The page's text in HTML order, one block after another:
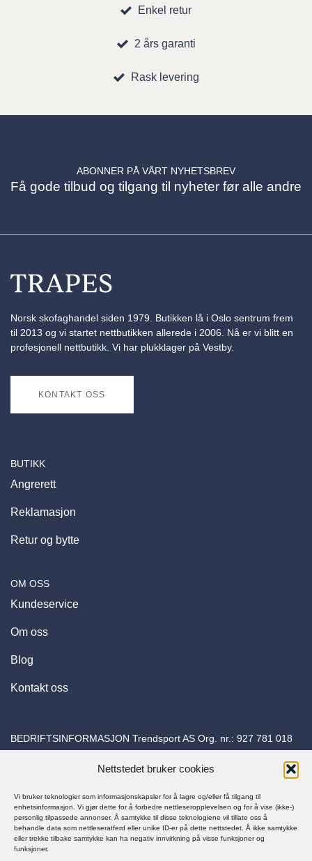
Nettstedet bruker cookies
Vi bruker teknologier som informasjonskapsler for å lagre og/eller få tilgang til
enhetsinformasjon. Vi gjør dette for å forbedre nettleseropplevelsen og for å vise (ikke-)
personlig tilpassede annonser. Å samtykke til disse teknologiene vil tillate oss å
behandle data som nettleseratferd eller unike ID-er på dette nettstedet. Å ikke samtykke
eller trekke tilbake samtykke kan ha negativ innvirkning på visse funksjoner og
funksjoner.
Enkel retur
2 års garanti
Rask levering
ABONNER PÅ VÅRT NYHETSBREV
Få gode tilbud og tilgang til nyheter før alle andre
Norsk skofaghandel siden 1979. Butikken lå i Oslo sentrum frem
til 2013 og vi startet nettbutikken allerede i 2006. Nå er vi blitt en
profesjonell nettbutikk. Vi har plukklager på Vestby.
KONTAKT OSS
BUTIKK
Angrerett
Reklamasjon
Retur og bytte
OM OSS
Kundeservice
Om oss
Blog
Kontakt oss
BEDRIFTSINFORMASJON Trendsport AS Org. nr.: 927 781 018
kundeservice@trapessko.no